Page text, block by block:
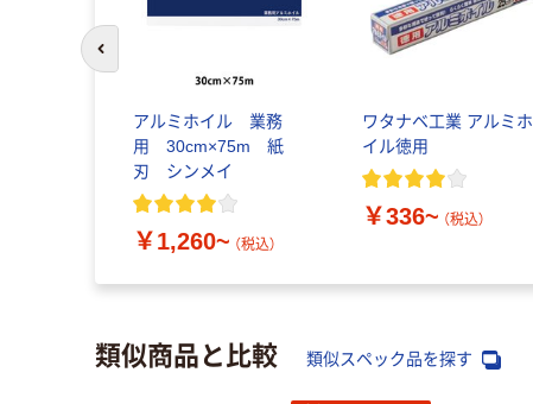
アルミホイル 業務
用 30cm×75m 紙
刃 シンメイ
￥1,260~ （税込）
ワタナベ工業 アルミホ
イル徳用
￥336~ （税込）
類似商品と比較 類似スペック品を探す